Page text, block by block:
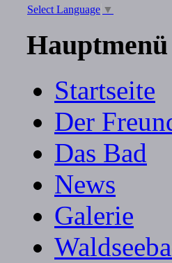
Select Language ▼
Hauptmenü
Startseite
Der
Das Bad
News
Galerie